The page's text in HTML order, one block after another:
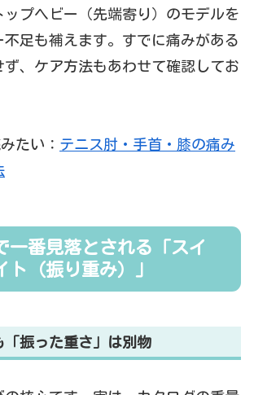
ップヘビー（先端寄り）のモデルを
不足も補えます。すでに痛みがある
ず、ケア方法もあわせて確認してお
たい： テニス肘・手首・膝の痛み
一番見落とされる「スイ
ト（振り重み）」
「振った重さ」は別物